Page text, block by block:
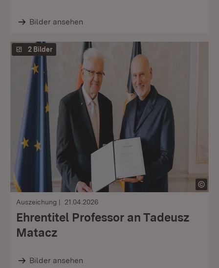
Bilder ansehen
2 Bilder
Auszeichung 21.04.2026
Ehrentitel Professor an Tadeusz
Matacz
Bilder ansehen